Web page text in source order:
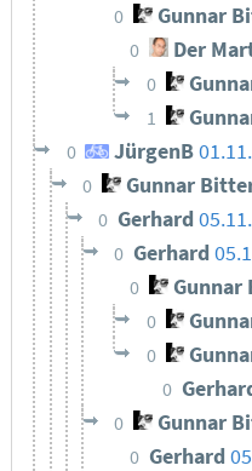
0 Gunnar
0 Der
0
1
0 JürgenB
0 Gunnar
0 Gerhard
0 Gerhard
0 Gunnar
0
0
0
0 Gunnar
0 Gerhard